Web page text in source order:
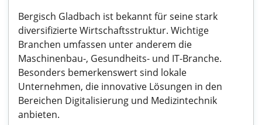
Bergisch Gladbach ist bekannt für seine stark
diversifizierte Wirtschaftsstruktur. Wichtige
Branchen umfassen unter anderem die
Maschinenbau-, Gesundheits- und IT-Branche.
Besonders bemerkenswert sind lokale
Unternehmen, die innovative Lösungen in den
Bereichen Digitalisierung und Medizintechnik
anbieten.